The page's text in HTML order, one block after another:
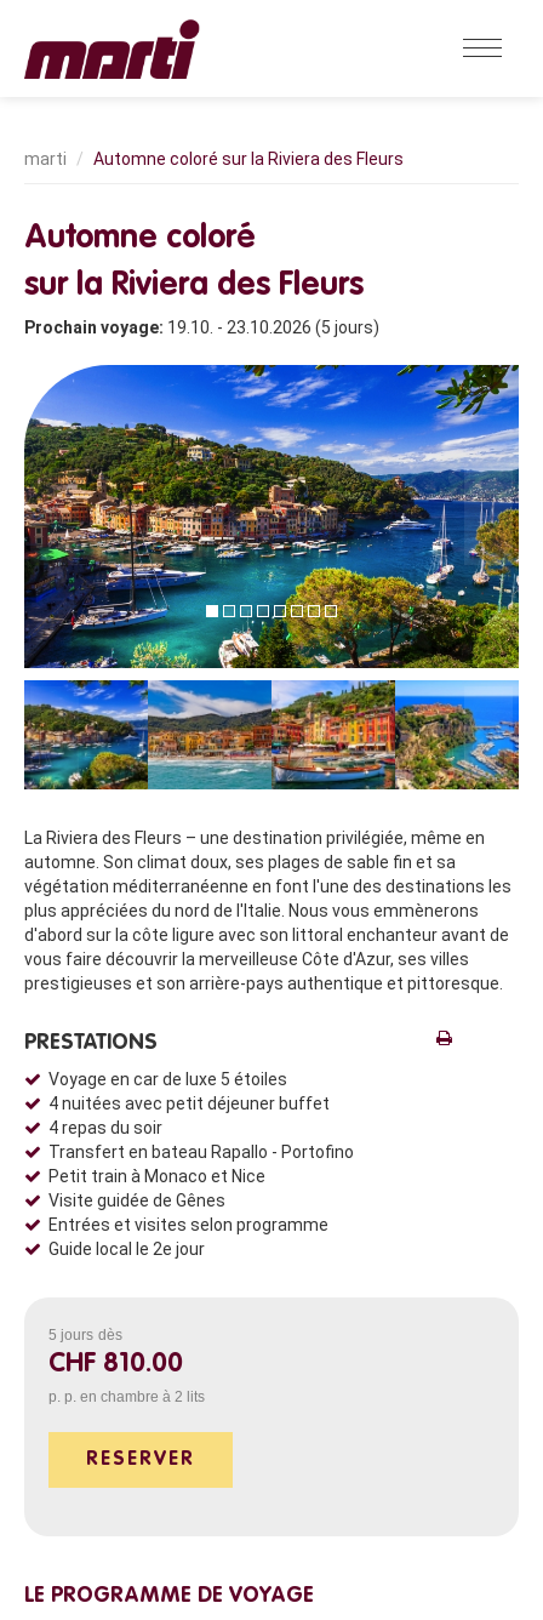
Automne coloré sur la Riviera des Fleurs
Automne coloré
sur la Riviera des Fleurs
Prochain voyage: 19.10. - 23.10.2026 (5 jours)
La Riviera des Fleurs – une destination privilégiée, même en
automne. Son climat doux, ses plages de sable fin et sa
végétation méditerranéenne en font l'une des destinations les
plus appréciées du nord de l'Italie. Nous vous emmènerons
d'abord sur la côte ligure avec son littoral enchanteur avant de
vous faire découvrir la merveilleuse Côte d'Azur, ses villes
prestigieuses et son arrière-pays authentique et pittoresque.
PRESTATIONS
Voyage en car de luxe 5 étoiles
4 nuitées avec petit déjeuner buffet
4 repas du soir
Transfert en bateau Rapallo - Portofino
Petit train à Monaco et Nice
Visite guidée de Gênes
Entrées et visites selon programme
Guide local le 2e jour
5 jours dès
CHF 810.00
p. p. en chambre à 2 lits
RESERVER
LE PROGRAMME DE VOYAGE